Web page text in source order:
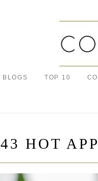
BLOGS TOP 10
43 HOT